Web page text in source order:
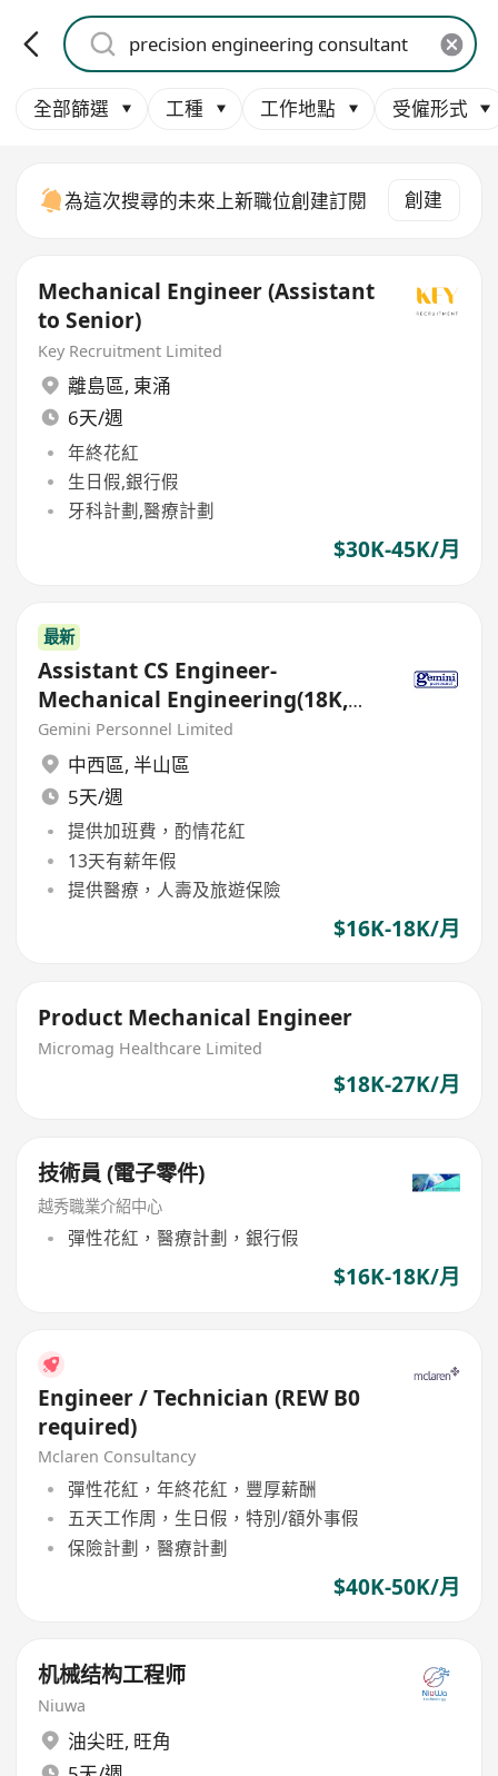
全部篩選 工種 工作地點 受僱形式
為這次搜尋的未來上新職位創建訂閱 創建
Mechanical Engineer (Assistant
to Senior)
Key Recruitment Limited
離島區, 東涌
6天/週
年終花紅
生日假,銀行假
牙科計劃,醫療計劃
$30K-45K/月
最新
Assistant CS Engineer-
Mechanical Engineering(18K,
Bonus - Fresh Grad Consider)
Gemini Personnel Limited
中西區, 半山區
5天/週
提供加班費，酌情花紅
13天有薪年假
提供醫療，人壽及旅遊保險
$16K-18K/月
Product Mechanical Engineer
Micromag Healthcare Limited
$18K-27K/月
技術員 (電子零件)
越秀職業介紹中心
彈性花紅，醫療計劃，銀行假
$16K-18K/月
Engineer / Technician (REW B0
required)
Mclaren Consultancy
彈性花紅，年終花紅，豐厚薪酬
五天工作周，生日假，特別/額外事假
保險計劃，醫療計劃
$40K-50K/月
机械结构工程师
Niuwa
油尖旺, 旺角